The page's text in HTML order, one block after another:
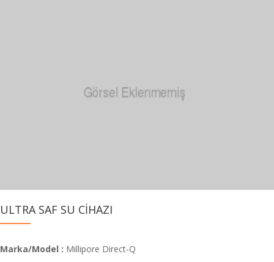
ULTRA SAF SU CİHAZI
Marka/Model : Millipore Direct-Q